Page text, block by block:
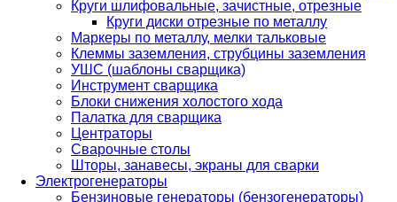
Круги шлифовальные, зачистные, отрезные
Круги диски отрезные по металлу
Маркеры по металлу, мелки тальковые
Клеммы заземления, струбцины заземления
УШС (шаблоны сварщика)
Инструмент сварщика
Блоки снижения холостого хода
Палатка для сварщика
Центраторы
Сварочные столы
Шторы, занавесы, экраны для сварки
Электрогенераторы
Бензиновые генераторы (бензогенераторы)